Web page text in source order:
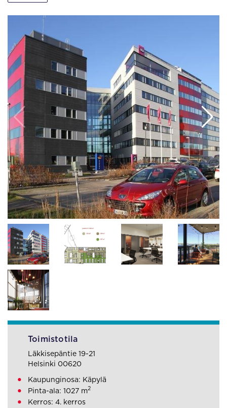
Toimistotila
Läkkisepäntie 19-21
Helsinki 00620
Kaupunginosa: Käpylä
Pinta-ala: 1027 m2
Kerros: 4. kerros